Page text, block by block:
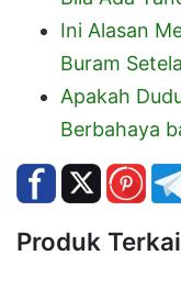
Ini Alasan
Buram
Apakah
Berbahaya
Produk